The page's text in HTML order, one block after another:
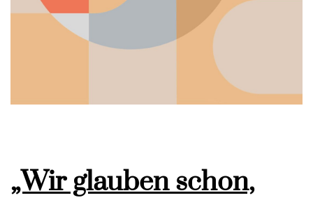
„Wir glauben schon,